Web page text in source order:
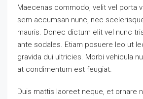
Maecenas commodo, velit vel porta
sem accumsan nunc, nec
mauris. Donec dictum elit vel nunc
ante sodales. Etiam posuere leo ut
gravida dui ultricies. Morbi vehicula
at condimentum est feugiat.
Duis mattis laoreet neque, et ornare